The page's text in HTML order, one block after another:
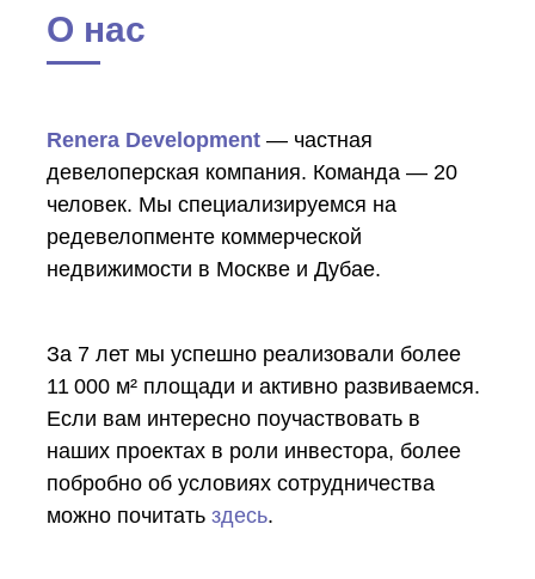
О нас
Renera Development — частная
девелоперская компания. Команда — 20
человек. Мы специализируемся на
редевелопменте коммерческой
недвижимости в Москве и Дубае.
За 7 лет мы успешно реализовали более
11 000 м² площади и активно развиваемся.
Если вам интересно поучаствовать в
наших проектах в роли инвестора, более
побробно об условиях сотрудничества
можно почитать здесь.